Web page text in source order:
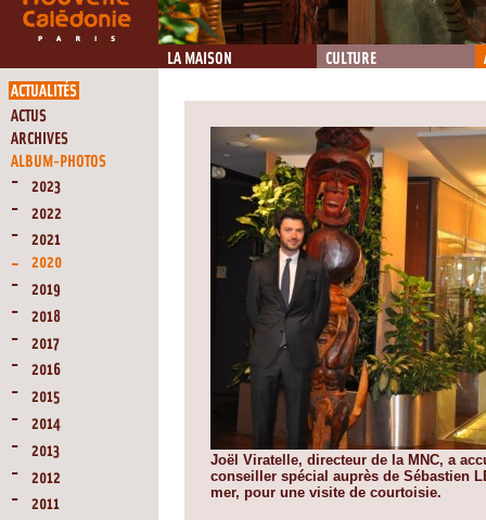
LA MAISON CULTURE
ACTUALITÉS
ACTUS
ARCHIVES
ALBUM-PHOTOS
2023
2022
2021
2020
2019
2018
2017
2016
2015
2014
2013
2012
2011
Joël Viratelle, directeur de la MNC, a
conseiller spécial auprès de Sébastien
mer, pour une visite de courtoisie.